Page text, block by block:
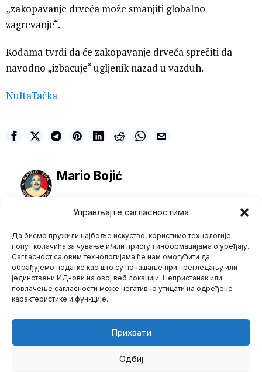
Управљајте сагласностима
Да бисмо пружили најбоље искуство, користимо технологије
попут колачића за чување и/или приступ информацијама о уређају.
Сагласност са овим технологијама ће нам омогућити да
обрађујемо податке као што су понашање при прегледању или
јединствени ИД-ови на овој веб локацији. Непристанак или
повлачење сагласности може негативно утицати на одређене
карактеристике и функције.
Прихвати
Одбиј
„zakopavanje drveća može smanjiti globalno
zagrevanje“.
Kodama tvrdi da će zakopavanje drveća sprečiti da
navodno „izbacuje“ ugljenik nazad u vazduh.
NultaTačka
Mario Bojić
Mario zna Youtube
Mejnstrim mediji u
Srbiji tvrde da stiže
„dvostruki udar“ i da
nas čeka „totalni
haos“ zbog
klimatskih promena
Mejnstrim mediji u Srbiji u
novom napadu klimatske
Kreator ChatGPT-a
optužen za
seksualno
zlostavljanje sestre